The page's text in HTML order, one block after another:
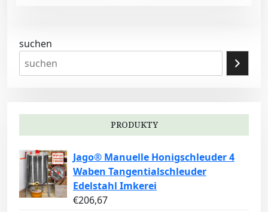
suchen
PRODUKTY
Jago® Manuelle Honigschleuder 4
Waben Tangentialschleuder
Edelstahl Imkerei
€206,67